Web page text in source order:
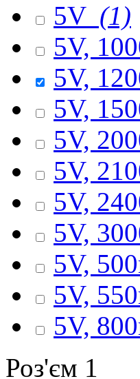
5V (1)
5V,
5V,
5V,
5V,
5V,
5V,
5V,
5V,
5V,
5V,
Роз'єм 1